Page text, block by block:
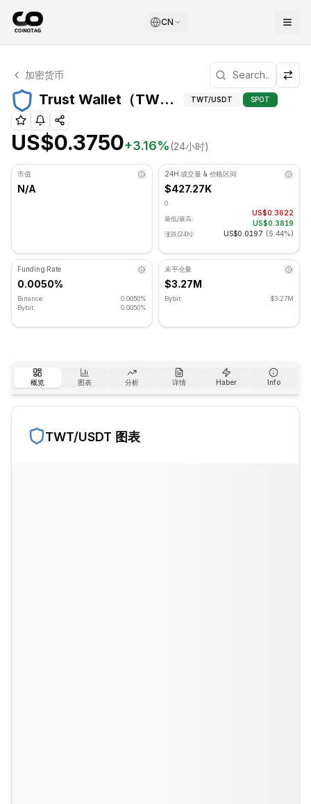
CN
Trust Wallet 技术分析
Trust Wallet 目前交易价格为 US$0.3750. RSI 指标为
加密货币
Trust Wallet（TWT）支撑和阻力位 Trust
TWT/USDT SPOT
US$0.3750+3.16%(24小时)
市值
N/A
24H 成交量 & 价格区间
$427.27K
0
最低/最高:
US$0.3622
US$0.3819
涨跌(24h): US$0.0197 (5.44%)
Funding Rate
0.0050%
Binance:
0.0050%
Bybit:
0.0050%
未平仓量
$3.27M
Bybit: $3.27M
概览 图表 分析 详情 Haber Info
TWT/USDT 图表